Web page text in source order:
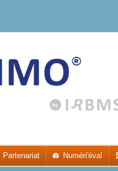
Partenariat Numéri'éval